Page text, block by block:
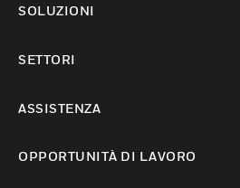
SOLUZIONI
SETTORI
ASSISTENZA
OPPORTUNITÀ DI LAVORO